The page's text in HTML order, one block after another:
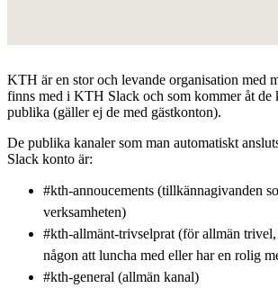
KTH är en stor och levande organisation med
finns med i KTH Slack och som kommer åt de
publika (gäller ej de med gästkonton).
De publika kanaler som man automatiskt
Slack konto är:
#kth-annoucements (tillkännagivanden
verksamheten)
#kth-allmänt-trivselprat (för allmän trivel,
någon att luncha med eller har en rolig
#kth-general (allmän kanal)